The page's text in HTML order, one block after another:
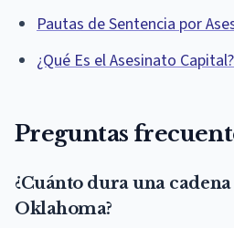
Pautas de Sentencia por
¿Qué Es el Asesinato Capital?
Preguntas
¿Cuánto dura una
Oklahoma?